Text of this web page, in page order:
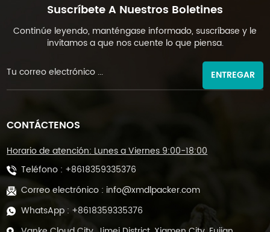
Suscríbete A Nuestros Boletines
Continúe leyendo, manténgase informado, suscríbase y le
invitamos a que nos cuente lo que piensa.
ENTREGAR
CONTÁCTENOS
Horario de atención: Lunes a Viernes 9:00-18:00
Teléfono : +8618359335376
Correo electrónico : info@xmdlpacker.com
WhatsApp : +8618359335376